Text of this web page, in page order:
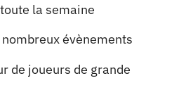
la semaine
évènements
de joueurs de grande